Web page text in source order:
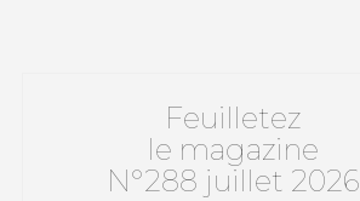
Feuilletez
le magazine
N°288 juillet 2026